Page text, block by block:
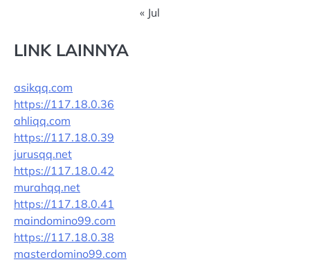
« Jul
LINK LAINNYA
asikqq.com
https://117.18.0.36
ahliqq.com
https://117.18.0.39
jurusqq.net
https://117.18.0.42
murahqq.net
https://117.18.0.41
maindomino99.com
https://117.18.0.38
masterdomino99.com